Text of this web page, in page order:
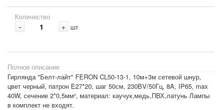
Количество
- + шт
Полное описание
Гирлянда "Белт-лайт" FERON CL50-13-1, 10м+3м сетевой шнур,
цвет черный, патрон E27*20, шаг 50см, 230ВV/50Гц, 8A, IP65, max
40W, сечение 2*0,5мм², материал: каучук,медь,ПВХ,латунь Лампы
в комплект не входят.